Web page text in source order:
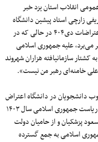
انقلاب استان یزد خبر
زارچی استاد پیشین دانشگاه
صنعتی آریامهر (شریف) است که در جریان اعتراضات دی۴۰۴ در حالی که در
علیه جمهوری اسلامی
سازمانیافته هزاران شهروند
خامنه‌ای رهبر من نیست».
جریان اعتراضات ۱۴۰۱ به سرکوب دانشجویان در دانشگاه اعتراض
کرده بود و مدتی بازداشت شد. در انتخابات ریاست جمهوری اسلامی سال ۱۴۰۳
پزشکیان و از حامیان دولت
به جمهوری اسلامی به جمع گسترده